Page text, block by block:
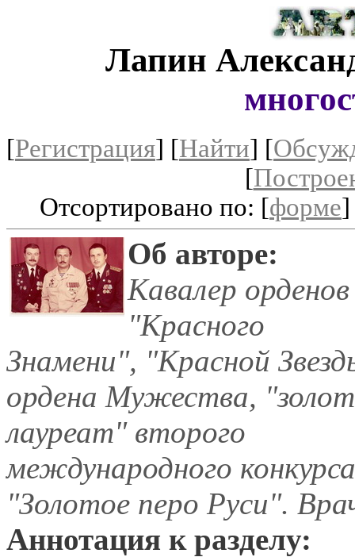
Лапин
[Регистрация] [Найти] [
[
Отсортировано по: [форме
Об авторе:
Кавалер орденов
"Красного
Знамени", "Красной
ордена Мужества,
лауреат" второго
международного конкурса
"Золотое перо Руси".
Аннотация к разделу: